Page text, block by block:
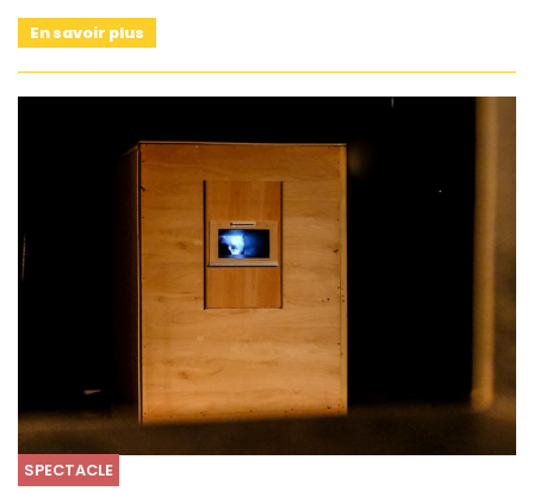
En savoir plus
SPECTACLE